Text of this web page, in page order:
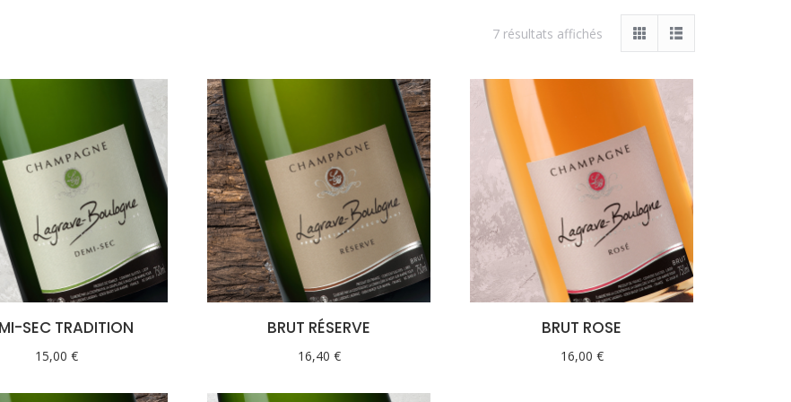
7 résultats affichés
SEC TRADITION
15,00 €
BRUT RÉSERVE
16,40 €
BRUT ROSE
16,00 €